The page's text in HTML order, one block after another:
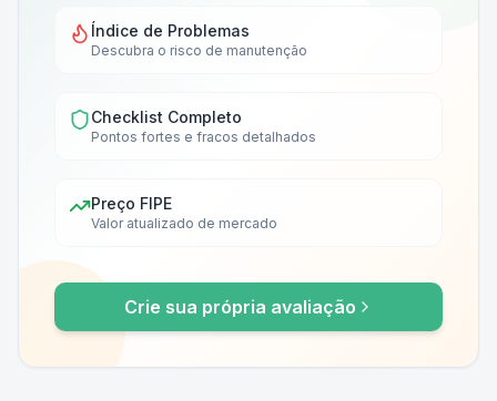
Índice de Problemas
Descubra o risco de manutenção
Checklist Completo
Pontos fortes e fracos detalhados
Preço FIPE
Valor atualizado de mercado
Crie sua própria avaliação